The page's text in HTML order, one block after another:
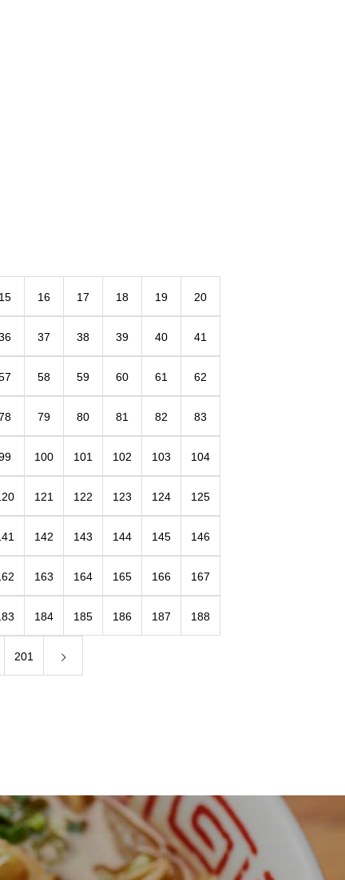
15 16 17 18 19 20
37 38 39 40 41
58 59 60 61 62
79 80 81 82 83
100 101 102 103 104
121 122 123 124 125
142 143 144 145 146
163 164 165 166 167
184 185 186 187 188
201